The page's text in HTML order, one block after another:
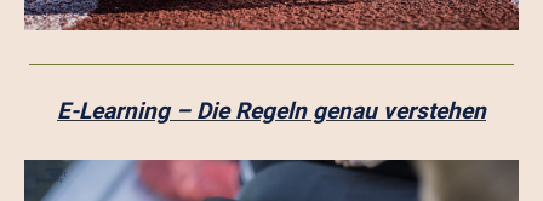
E-Learning – Die Regeln genau verstehen